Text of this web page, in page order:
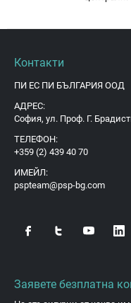
Контакти
ПИ ЕС ПИ БЪЛГАРИЯ ООД
АДРЕС:
София, ул. Проф. Г.
ТЕЛЕФОН:
+359 (2) 439 40 70
ИМЕЙЛ:
pspteam@psp-bg.com
Заявете безплатна